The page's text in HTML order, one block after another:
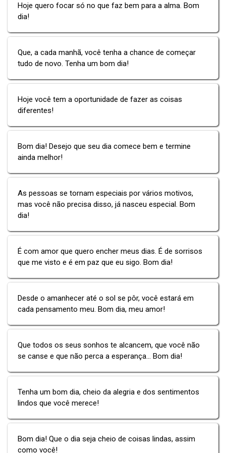
Hoje quero focar só no que faz bem para a alma. Bom
dia!
Que, a cada manhã, você tenha a chance de começar
tudo de novo. Tenha um bom dia!
Hoje você tem a oportunidade de fazer as coisas
diferentes!
Bom dia! Desejo que seu dia comece bem e termine
ainda melhor!
As pessoas se tornam especiais por vários motivos,
mas você não precisa disso, já nasceu especial. Bom
dia!
É com amor que quero encher meus dias. É de sorrisos
que me visto e é em paz que eu sigo. Bom dia!
Desde o amanhecer até o sol se pôr, você estará em
cada pensamento meu. Bom dia, meu amor!
Que todos os seus sonhos te alcancem, que você não
se canse e que não perca a esperança... Bom dia!
Tenha um bom dia, cheio da alegria e dos sentimentos
lindos que você merece!
Bom dia! Que o dia seja cheio de coisas lindas, assim
como você!